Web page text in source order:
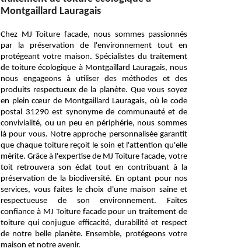
Montgaillard Lauragais
Chez MJ Toiture facade, nous sommes passionnés
par la préservation de l'environnement tout en
protégeant votre maison. Spécialistes du traitement
de toiture écologique à Montgaillard Lauragais, nous
nous engageons à utiliser des méthodes et des
produits respectueux de la planète. Que vous soyez
en plein cœur de Montgaillard Lauragais, où le code
postal 31290 est synonyme de communauté et de
convivialité, ou un peu en périphérie, nous sommes
là pour vous. Notre approche personnalisée garantit
que chaque toiture reçoit le soin et l'attention qu'elle
mérite. Grâce à l'expertise de MJ Toiture facade, votre
toit retrouvera son éclat tout en contribuant à la
préservation de la biodiversité. En optant pour nos
services, vous faites le choix d'une maison saine et
respectueuse de son environnement. Faites
confiance à MJ Toiture facade pour un traitement de
toiture qui conjugue efficacité, durabilité et respect
de notre belle planète. Ensemble, protégeons votre
maison et notre avenir.